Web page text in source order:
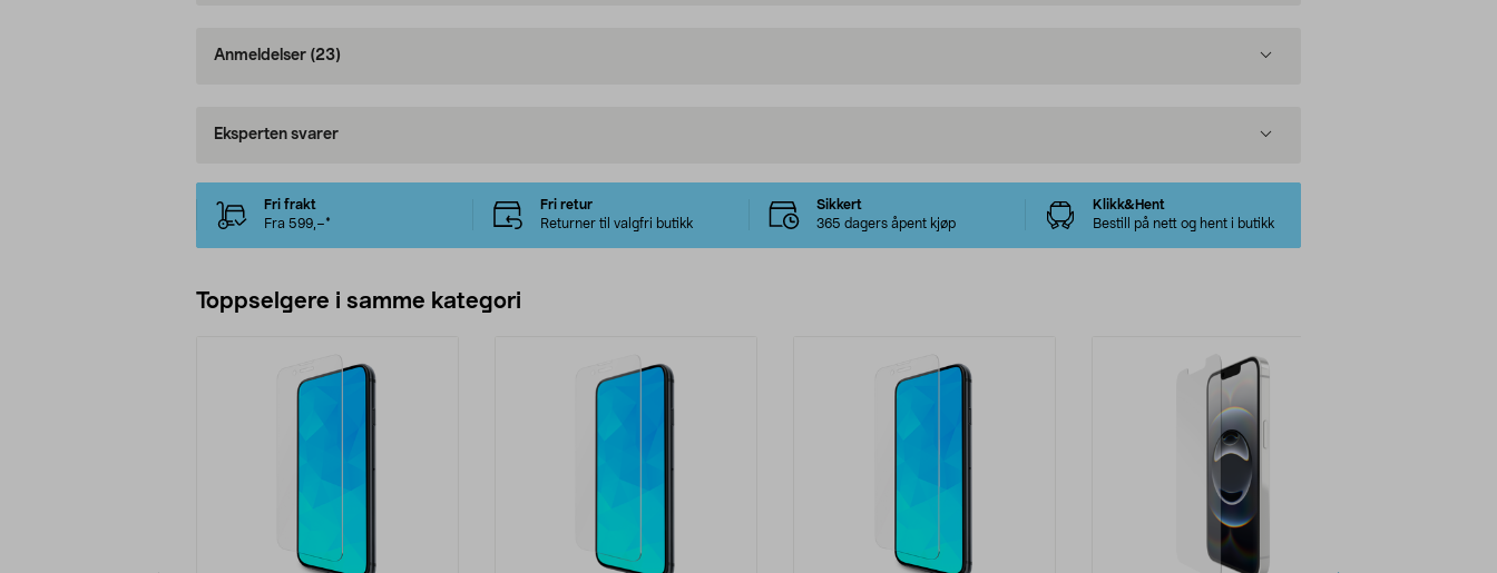
Anmeldelser (23)
Eksperten svarer
Fri frakt
Fra 599,–*
Fri retur
Returner til valgfri butikk
Sikkert
365 dagers åpent kjøp
Klikk&Hent
Bestill på nett og hent i butikk
Toppselgere i samme kategori